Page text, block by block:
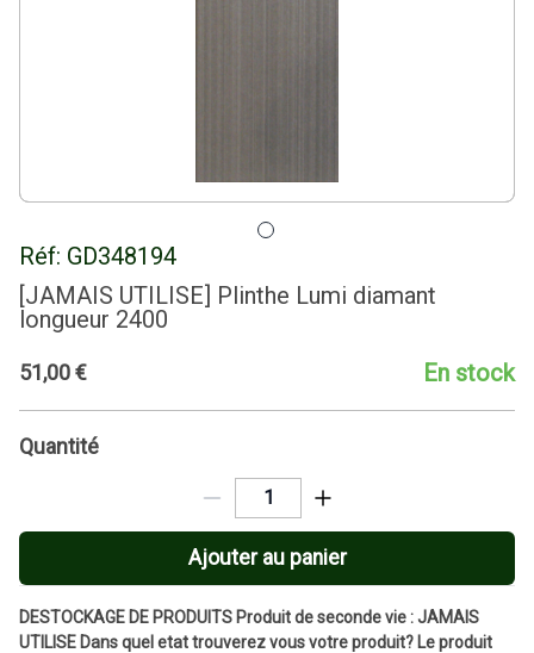
Réf: GD348194
[JAMAIS UTILISE] Plinthe Lumi diamant
longueur 2400
51,00€ En stock
Quantité
Ajouter au panier
DESTOCKAGE DE PRODUITS Produit de seconde vie : JAMAIS
UTILISE Dans quel etat trouverez vous votre produit? Le produit